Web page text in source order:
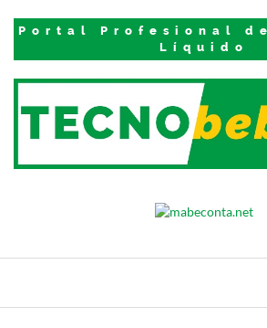
Portal Profesional de
Líquido